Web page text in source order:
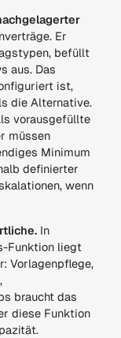
Er
befüllt
aus. Das
ist,
die Alternative.
vorausgefüllte
müssen
Minimum
definierter
wenn
In
Funktion liegt
Vorlagenpflege,
braucht das
diese Funktion